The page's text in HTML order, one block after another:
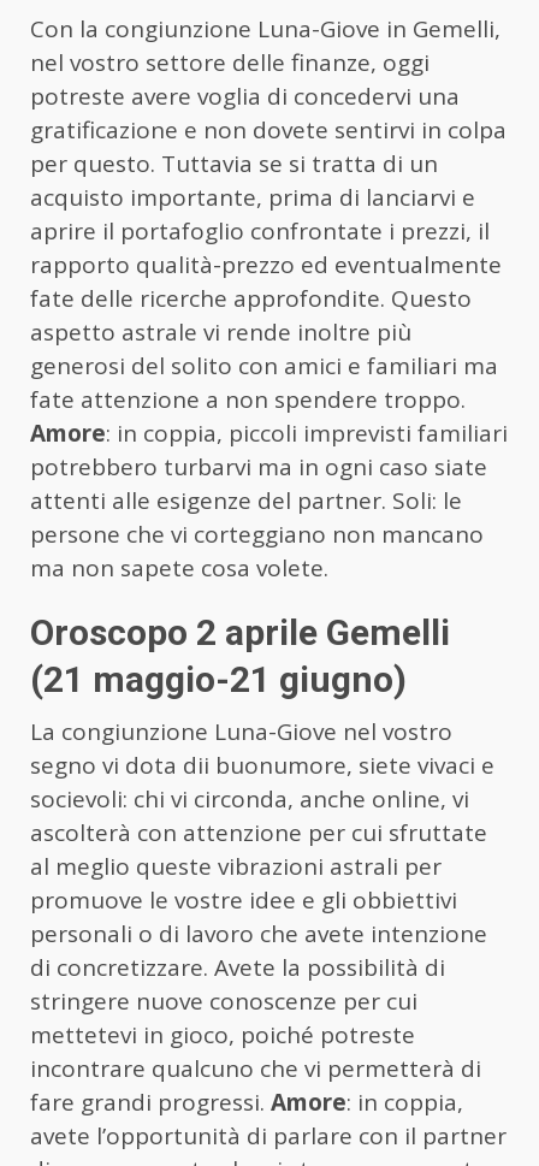
Con la congiunzione Luna-Giove in Gemelli,
nel vostro settore delle finanze, oggi
potreste avere voglia di concedervi una
gratificazione e non dovete sentirvi in colpa
per questo. Tuttavia se si tratta di un
acquisto importante, prima di lanciarvi e
aprire il portafoglio confrontate i prezzi, il
rapporto qualità-prezzo ed eventualmente
fate delle ricerche approfondite. Questo
aspetto astrale vi rende inoltre più
generosi del solito con amici e familiari ma
fate attenzione a non spendere troppo.
Amore: in coppia, piccoli imprevisti familiari
potrebbero turbarvi ma in ogni caso siate
attenti alle esigenze del partner. Soli: le
persone che vi corteggiano non mancano
ma non sapete cosa volete.
Oroscopo 2 aprile Gemelli
(21 maggio-21 giugno)
La congiunzione Luna-Giove nel vostro
segno vi dota dii buonumore, siete vivaci e
socievoli: chi vi circonda, anche online, vi
ascolterà con attenzione per cui sfruttate
al meglio queste vibrazioni astrali per
promuove le vostre idee e gli obbiettivi
personali o di lavoro che avete intenzione
di concretizzare. Avete la possibilità di
stringere nuove conoscenze per cui
mettetevi in gioco, poiché potreste
incontrare qualcuno che vi permetterà di
fare grandi progressi. Amore: in coppia,
avete l’opportunità di parlare con il partner